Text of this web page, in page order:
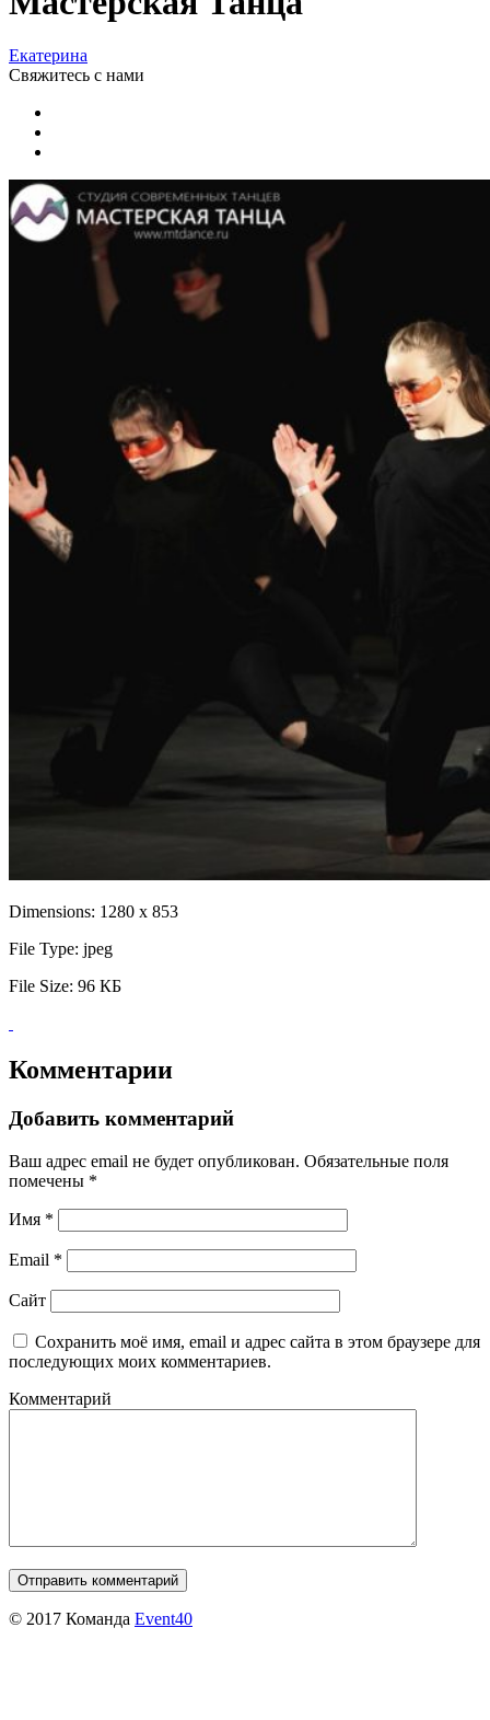
Екатерина
Свяжитесь с нами
Dimensions: 1280 x 853
File Type: jpeg
File Size: 96 КБ
Комментарии
Добавить комментарий
Ваш адрес email не будет опубликован. Обязательные поля
помечены *
Имя *
Email *
Сайт
Сохранить моё имя, email и адрес сайта в этом браузере для
последующих моих комментариев.
Комментарий
© 2017 Команда Event40